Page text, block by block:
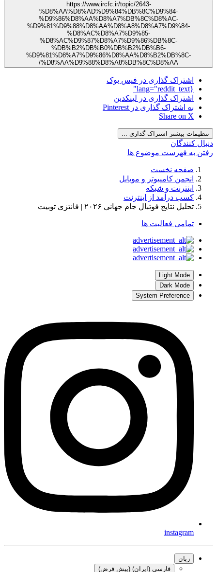
https://www.ircfc.ir/topic/2643-
%D8%AA%D8%AD%D9%84%DB%8C%D9%84-
%D9%86%D8%AA%D8%A7%DB%8C%D8%AC-
%D9%81%D9%88%D8%AA%D8%A8%D8%A7%D9%84-
%D8%AC%D8%A7%D9%85-
%D8%AC%D9%87%D8%A7%D9%86%DB%8C-
%DB%B2%DB%B0%DB%B2%DB%B6-
%D9%81%D8%A7%D9%86%D8%AA%D8%B2%DB%8C-
%D8%AA%D9%88%D8%A8%DB%8C%D8%AA/
اشتراک گذاری در فیس بوک
{lang="reddit_text"
اشتراک گذاری در لینکدین
به اشتراک گذاری در Pinterest
Share on X
تنظیمات بیشتر اشتراک گذاری ...
دنبال کنندگان
رفتن به فهرست موضوع ها
صفحه نخست
انجمن کامپیوتر و موبایل
اینترنت و شبکه
کسب درآمد از اینترنت
تحلیل نتایج فوتبال جام جهانی ۲۰۲۶ | فانتزی توبیت
تمامی فعالیت ها
Light Mode
Dark Mode
System Preference
instagram
زبان
فارسی (ایران) (پیش فرض)